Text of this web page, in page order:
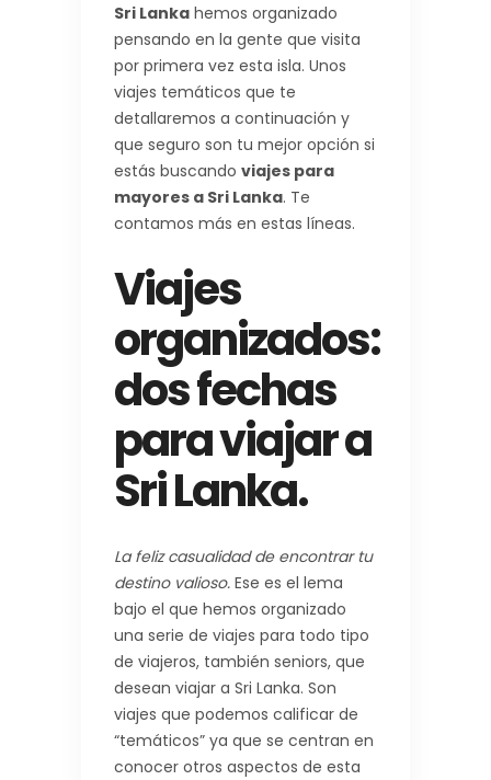
Sri Lanka hemos organizado
pensando en la gente que visita
por primera vez esta isla. Unos
viajes temáticos que te
detallaremos a continuación y
que seguro son tu mejor opción si
estás buscando viajes para
mayores a Sri Lanka. Te
contamos más en estas líneas.
Viajes
organizados:
dos fechas
para viajar a
Sri Lanka.
La feliz casualidad de encontrar tu
destino valioso. Ese es el lema
bajo el que hemos organizado
una serie de viajes para todo tipo
de viajeros, también seniors, que
desean viajar a Sri Lanka. Son
viajes que podemos calificar de
“temáticos” ya que se centran en
conocer otros aspectos de esta